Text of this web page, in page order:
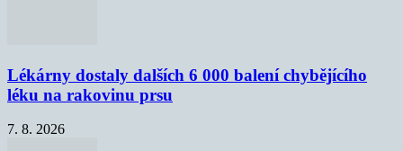
Lékárny dostaly dalších 6 000 balení chybějícího
léku na rakovinu prsu
7. 8. 2026